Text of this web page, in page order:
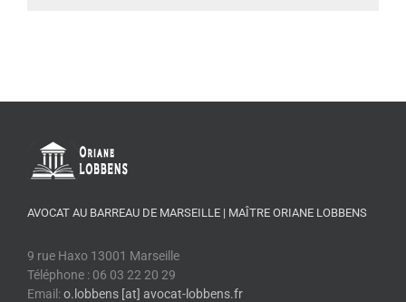
AVOCAT AU BARREAU DE MARSEILLE | MAÎTRE ORIANE LOBBENS
9 rue Haxo 13001 Marseille
Téléphone : 06 03 22 20 29
Email:o.lobbens [at] avocat-lobbens.fr